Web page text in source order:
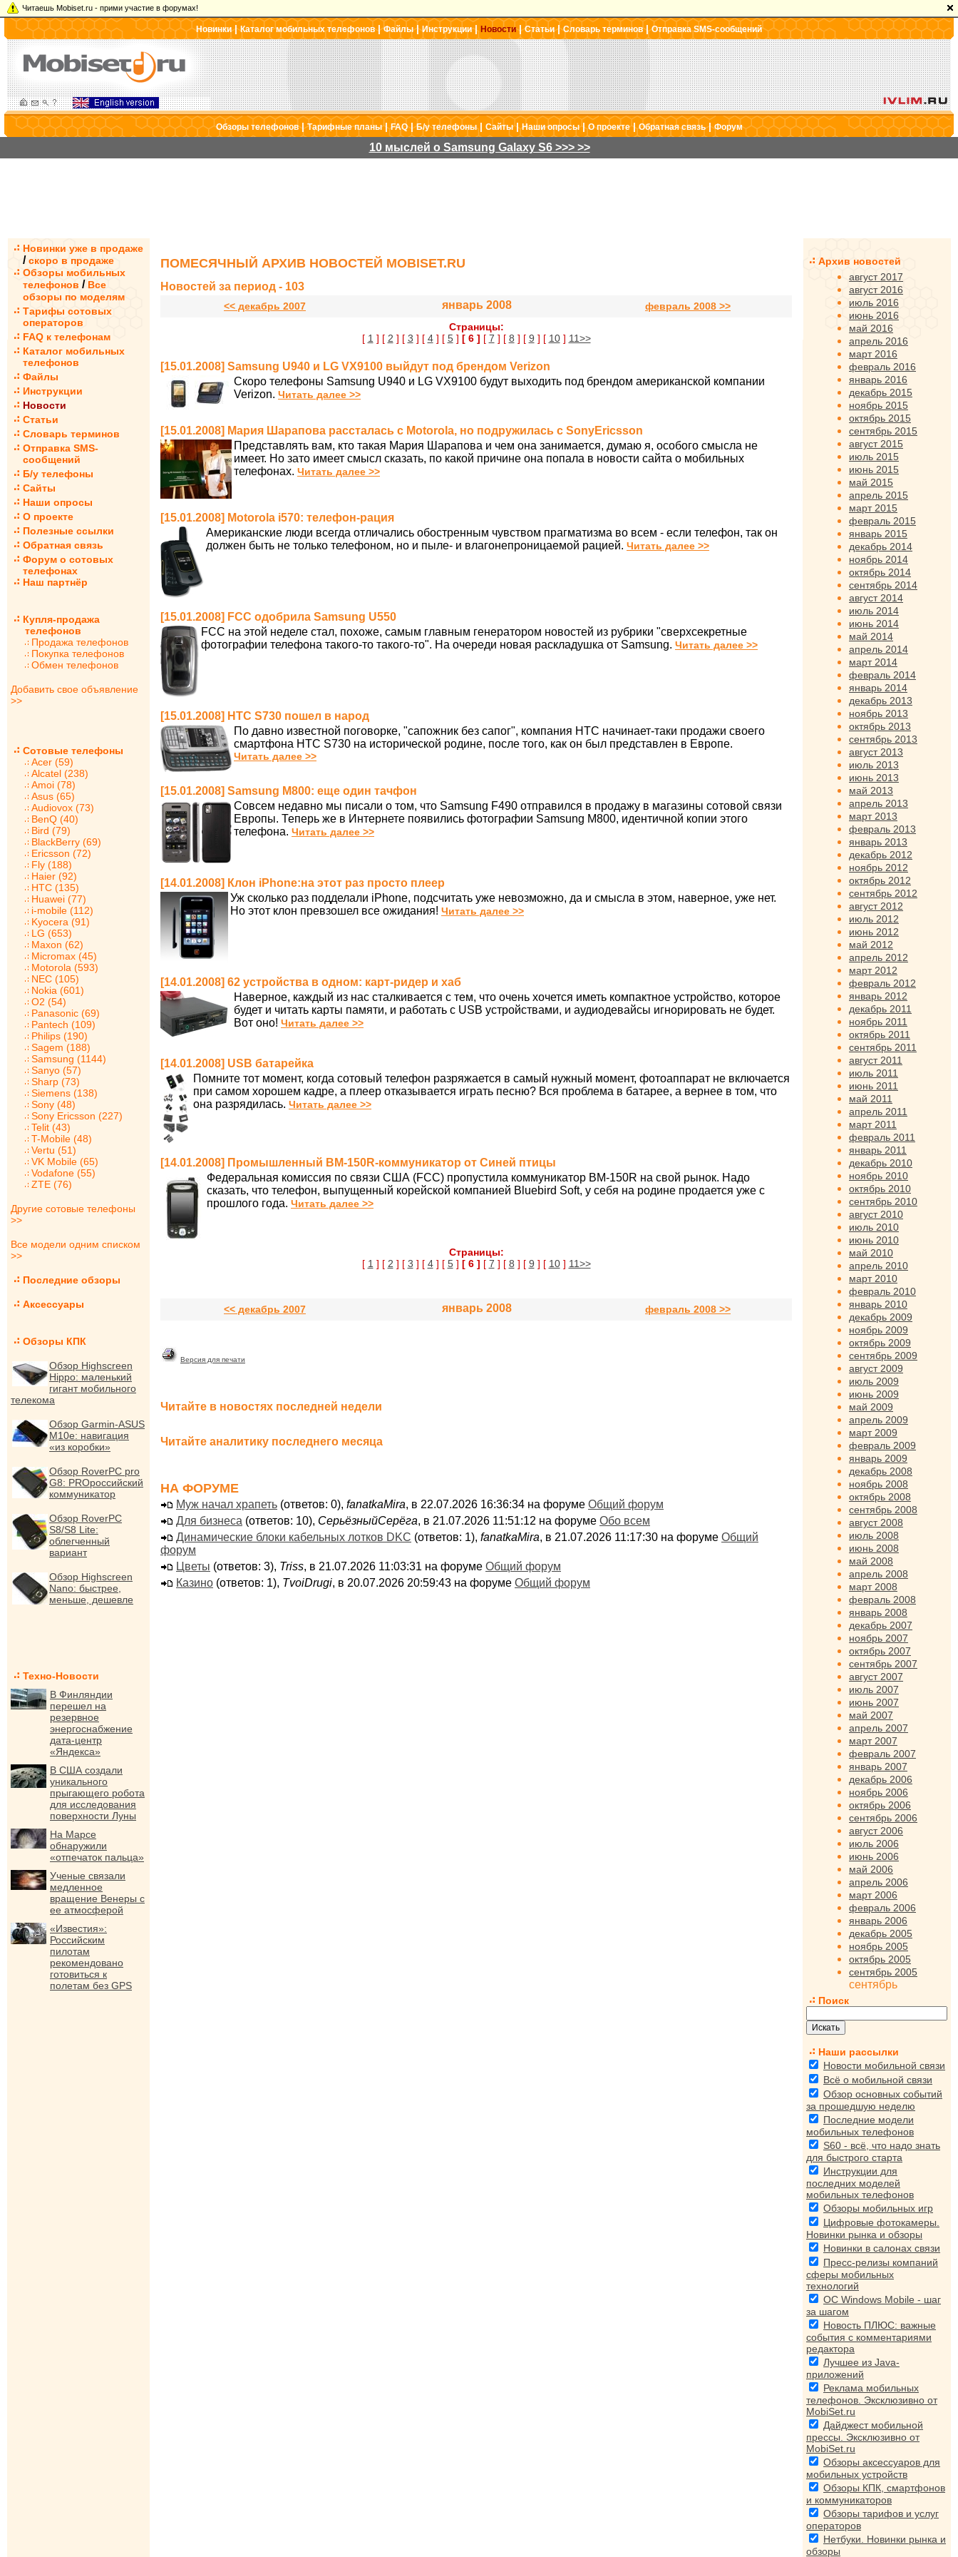
Читаешь Mobiset.ru - прими участие в форумах!
Новинки|Каталог мобильных телефонов|Файлы|Инструкции| Новости|Статьи|Словарь терминов|Отправка SMS-сообщений
Обзоры телефонов|Тарифные планы|FAQ|Б/у телефоны| Сайты|Наши опросы|О проекте|Обратная связь|Форум
10 мыслей о Samsung Galaxy S6 >>> >>
Новинки уже в продаже
/ скоро в продаже
Обзоры мобильных
телефонов / Все
обзоры по моделям
Тарифы сотовых
операторов
FAQ к телефонам
Каталог мобильных
телефонов
Файлы
Инструкции
Новости
Статьи
Словарь терминов
Отправка SMS-
сообщений
Б/у телефоны
Сайты
Наши опросы
О проекте
Полезные ссылки
Обратная связь
Форум о сотовых
телефонах
Наш партнёр
Купля-продажа
телефонов
Продажа телефонов
Покупка телефонов
Обмен телефонов
Добавить свое объявление
>>
Сотовые телефоны
Acer (59)
Alcatel (238)
Amoi (78)
Asus (65)
Audiovox (73)
BenQ (40)
Bird (79)
BlackBerry (69)
Ericsson (72)
Fly (188)
Haier (92)
HTC (135)
Huawei (77)
i-mobile (112)
Kyocera (91)
LG (653)
Maxon (62)
Micromax (45)
Motorola (593)
NEC (105)
Nokia (601)
O2 (54)
Panasonic (69)
Pantech (109)
Philips (190)
Sagem (188)
Samsung (1144)
Sanyo (57)
Sharp (73)
Siemens (138)
Sony (48)
Sony Ericsson (227)
Telit (43)
T-Mobile (48)
Vertu (51)
VK Mobile (65)
Vodafone (55)
ZTE (76)
Другие сотовые телефоны
>>
Все модели одним списком
>>
Последние обзоры
Аксессуары
Обзоры КПК
Обзор Highscreen
Hippo: маленький
гигант мобильного
телекома
Обзор Garmin-ASUS
M10e: навигация
«из коробки»
Обзор RoverPC pro
G8: PROроссийский
коммуникатор
Обзор RoverPC
S8/S8 Lite:
облегченный
вариант
Обзор Highscreen
Nano: быстрее,
меньше, дешевле
Техно-Новости
В Финляндии
перешел на
резервное
энергоснабжение
дата-центр
«Яндекса»
В США создали
уникального
прыгающего робота
для исследования
поверхности Луны
На Марсе
обнаружили
«отпечаток пальца»
Ученые связали
медленное
вращение Венеры с
ее атмосферой
«Известия»:
Российским
пилотам
рекомендовано
готовиться к
полетам без GPS
ПОМЕСЯЧНЫЙ АРХИВ НОВОСТЕЙ MOBISET.RU
Новостей за период - 103
<< декабрь 2007 январь 2008
февраль 2008 >>
Страницы:
[ 1 ] [ 2 ] [ 3 ] [ 4] [ 5] [ 6 ] [ 7 ] [ 8 ] [ 9 ] [ 10] 11>>
[15.01.2008] Samsung U940 и LG VX9100 выйдут под брендом Verizon
Скоро телефоны Samsung U940 и LG VX9100 будут выходить под брендом американской компании
Verizon. Читать далее >>
[15.01.2008] Мария Шарапова рассталась с Motorola, но подружилась с SonyEricsson
Представлять вам, кто такая Мария Шарапова и чем она занимается, думаю я, особого смысла не
имеет. Но зато имеет смысл сказать, по какой причине она попала в новости сайта о мобильных
телефонах. Читать далее >>
[15.01.2008] Motorola i570: телефон-рация
Американские люди всегда отличались обостренным чувством прагматизма во всем - если телефон, так он
должен быть не только телефоном, но и пыле- и влагонепроницаемой рацией. Читать далее >>
[15.01.2008] FCC одобрила Samsung U550
FCC на этой неделе стал, похоже, самым главным генератором новостей из рубрики "сверхсекретные
фотографии телефона такого-то такого-то". На очереди новая раскладушка от Samsung. Читать далее >>
[15.01.2008] HTC S730 пошел в народ
По давно известной поговорке, "сапожник без сапог", компания HTC начинает-таки продажи своего
смартфона HTC S730 на исторической родине, после того, как он был представлен в Европе.
Читать далее >>
[15.01.2008] Samsung M800: еще один тачфон
Совсем недавно мы писали о том, что Samsung F490 отправился в продажу в магазины сотовой связи
Европы. Теперь же в Интернете появились фотографии Samsung M800, идентичной копии этого
телефона. Читать далее >>
[14.01.2008] Клон iPhone:на этот раз просто плеер
Уж сколько раз подделали iPhone, подсчитать уже невозможно, да и смысла в этом, наверное, уже нет.
Но этот клон превзошел все ожидания! Читать далее >>
[14.01.2008] 62 устройства в одном: карт-ридер и хаб
Наверное, каждый из нас сталкивается с тем, что очень хочется иметь компактное устройство, которое
будет и читать карты памяти, и работать с USB устройствами, и аудиодевайсы игнорировать не будет.
Вот оно! Читать далее >>
[14.01.2008] USB батарейка
Помните тот момент, когда сотовый телефон разряжается в самый нужный момент, фотоаппарат не включается
при самом хорошем кадре, а плеер отказывается играть песню? Вся проблема в батарее, а вернее в том, что
она разрядилась. Читать далее >>
[14.01.2008] Промышленный BM-150R-коммуникатор от Синей птицы
Федеральная комиссия по связи США (FCC) пропустила коммуникатор BM-150R на свой рынок. Надо
сказать, что телефон, выпущенный корейской компанией Bluebird Soft, у себя на родине продается уже с
прошлого года. Читать далее >>
Страницы:
[ 1 ] [ 2 ] [ 3 ] [ 4] [ 5] [ 6 ] [ 7 ] [ 8 ] [ 9 ] [ 10] 11>>
<< декабрь 2007 январь 2008 февраль 2008 >>
Версия для печати
Читайте в новостях последней недели
Читайте аналитику последнего месяца
НА ФОРУМЕ
Муж начал храпеть (ответов: 0), fanatkaMira, в 22.07.2026 16:36:34 на форуме Общий форум
Для бизнеса (ответов: 10), СерьёзныйСерёга, в 21.07.2026 11:51:12 на форуме Обо всем
Динамические блоки кабельных лотков DKC (ответов: 1), fanatkaMira, в 21.07.2026 11:17:30 на форуме Общий
форум
Цветы (ответов: 3), Triss, в 21.07.2026 11:03:31 на форуме Общий форум
Казино (ответов: 1), TvoiDrugi, в 20.07.2026 20:59:43 на форуме Общий форум
Архив новостей
август 2017
август 2016
июль 2016
июнь 2016
май 2016
апрель 2016
март 2016
февраль 2016
январь 2016
декабрь 2015
ноябрь 2015
октябрь 2015
сентябрь 2015
август 2015
июль 2015
июнь 2015
май 2015
апрель 2015
март 2015
февраль 2015
январь 2015
декабрь 2014
ноябрь 2014
октябрь 2014
сентябрь 2014
август 2014
июль 2014
июнь 2014
май 2014
апрель 2014
март 2014
февраль 2014
январь 2014
декабрь 2013
ноябрь 2013
октябрь 2013
сентябрь 2013
август 2013
июль 2013
июнь 2013
май 2013
апрель 2013
март 2013
февраль 2013
январь 2013
декабрь 2012
ноябрь 2012
октябрь 2012
сентябрь 2012
август 2012
июль 2012
июнь 2012
май 2012
апрель 2012
март 2012
февраль 2012
январь 2012
декабрь 2011
ноябрь 2011
октябрь 2011
сентябрь 2011
август 2011
июль 2011
июнь 2011
май 2011
апрель 2011
март 2011
февраль 2011
январь 2011
декабрь 2010
ноябрь 2010
октябрь 2010
сентябрь 2010
август 2010
июль 2010
июнь 2010
май 2010
апрель 2010
март 2010
февраль 2010
январь 2010
декабрь 2009
ноябрь 2009
октябрь 2009
сентябрь 2009
август 2009
июль 2009
июнь 2009
май 2009
апрель 2009
март 2009
февраль 2009
январь 2009
декабрь 2008
ноябрь 2008
октябрь 2008
сентябрь 2008
август 2008
июль 2008
июнь 2008
май 2008
апрель 2008
март 2008
февраль 2008
январь 2008
декабрь 2007
ноябрь 2007
октябрь 2007
сентябрь 2007
август 2007
июль 2007
июнь 2007
май 2007
апрель 2007
март 2007
февраль 2007
январь 2007
декабрь 2006
ноябрь 2006
октябрь 2006
сентябрь 2006
август 2006
июль 2006
июнь 2006
май 2006
апрель 2006
март 2006
февраль 2006
январь 2006
декабрь 2005
ноябрь 2005
октябрь 2005
сентябрь 2005
сентябрь
Поиск
Наши рассылки
Новости мобильной связи
Всё о мобильной связи
Обзор основных событий
за прошедшую неделю
Последние модели
мобильных телефонов
S60 - всё, что надо знать
для быстрого старта
Инструкции для
последних моделей
мобильных телефонов
Обзоры мобильных игр
Цифровые фотокамеры.
Новинки рынка и обзоры
Новинки в салонах связи
Пресс-релизы компаний
сферы мобильных
технологий
ОС Windows Mobile - шаг
за шагом
Новость ПЛЮС: важные
события с комментариями
редактора
Лучшее из Java-
приложений
Реклама мобильных
телефонов. Эксклюзивно от
MobiSet.ru
Дайджест мобильной
прессы. Эксклюзивно от
MobiSet.ru
Обзоры аксессуаров для
мобильных устройств
Обзоры КПК, смартфонов
и коммуникаторов
Обзоры тарифов и услуг
операторов
Нетбуки. Новинки рынка и
обзоры